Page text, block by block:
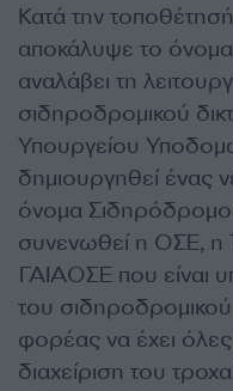
Κατά την
αποκάλυψε το
αναλάβει τη
σιδηροδρομικού
Υπουργείου
δημιουργηθεί ένας
όνομα
συνενωθεί η ΟΣΕ, η
ΓΑΙΑΟΣΕ που είναι
του
φορέας να έχει όλες
διαχείριση του